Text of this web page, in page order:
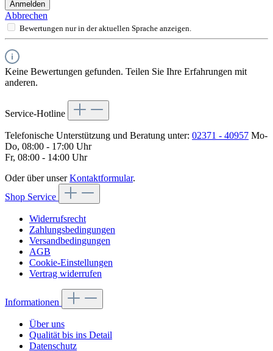
Anmelden
Abbrechen
Bewertungen nur in der aktuellen Sprache anzeigen.
Keine Bewertungen gefunden. Teilen Sie Ihre Erfahrungen mit
anderen.
Service-Hotline
Telefonische Unterstützung und Beratung unter: 02371 - 40957 Mo-
Do, 08:00 - 17:00 Uhr
Fr, 08:00 - 14:00 Uhr
Oder über unserKontaktformular.
Shop Service
Widerrufsrecht
Zahlungsbedingungen
Versandbedingungen
AGB
Cookie-Einstellungen
Vertrag widerrufen
Informationen
Über uns
Qualität bis ins Detail
Datenschutz